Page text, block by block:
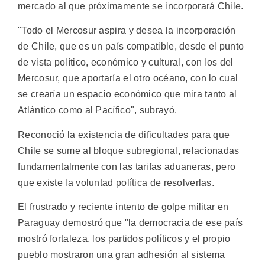
mercado al que próximamente se incorporará Chile.
"Todo el Mercosur aspira y desea la incorporación
de Chile, que es un país compatible, desde el punto
de vista político, económico y cultural, con los del
Mercosur, que aportaría el otro océano, con lo cual
se crearía un espacio económico que mira tanto al
Atlántico como al Pacífico", subrayó.
Reconoció la existencia de dificultades para que
Chile se sume al bloque subregional, relacionadas
fundamentalmente con las tarifas aduaneras, pero
que existe la voluntad política de resolverlas.
El frustrado y reciente intento de golpe militar en
Paraguay demostró que "la democracia de ese país
mostró fortaleza, los partidos políticos y el propio
pueblo mostraron una gran adhesión al sistema